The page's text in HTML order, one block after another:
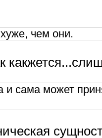
чем они.
сама может